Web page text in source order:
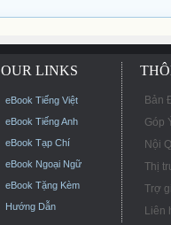
OUR LINKS
eBook Tiếng Việt
eBook Tiếng Anh
eBook Tạp Chí
eBook Ngoại Ngữ
eBook Tặng Kèm
Hướng Dẫn
Bản
Góp
Nội
Thị
Trợ
Liên